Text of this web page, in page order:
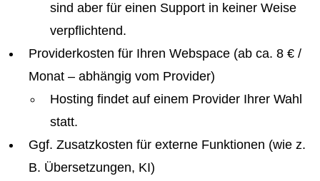
sind aber für einen Support in keiner Weise
verpflichtend.
Providerkosten für Ihren Webspace (ab ca. 8 € /
Monat – abhängig vom Provider)
Hosting findet auf einem Provider Ihrer Wahl
statt.
Ggf. Zusatzkosten für externe Funktionen (wie z.
B. Übersetzungen, KI)